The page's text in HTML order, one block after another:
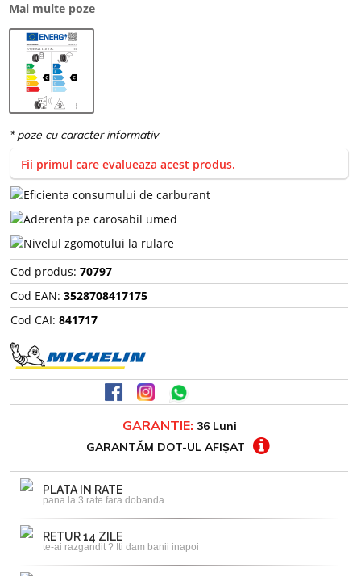
Mai multe poze
Fii primul care evalueaza acest produs.
Cod produs: 70797
Cod EAN: 3528708417175
Cod CAI: 841717
GARANTIE: 36 Luni
GARANTĂM DOT-UL AFIȘAT
PLATA IN RATE
pana la 3 rate fara dobanda
RETUR 14 ZILE
te-ai razgandit ? Iti dam banii inapoi